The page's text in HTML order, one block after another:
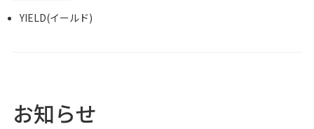
YIELD(イールド)
お知らせ